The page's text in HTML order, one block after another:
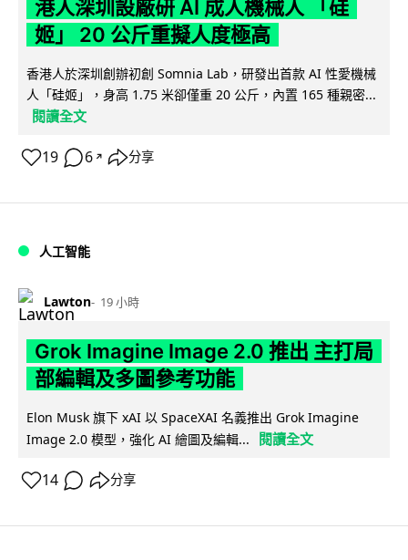
港人深圳設廠研 AI 成人機械人 「硅
姬」 20 公斤重擬人度極高
香港人於深圳創辦初創 Somnia Lab，研發出首款 AI 性愛機械
人「硅姬」，身高 1.75 米卻僅重 20 公斤，內置 165 種親密...
閱讀全文
19 6 ↗ 分享
人工智能
Lawton 19 小時
Grok Imagine Image 2.0 推出 主打局
部編輯及多圖參考功能
Elon Musk 旗下 xAI 以 SpaceXAI 名義推出 Grok Imagine
Image 2.0 模型，強化 AI 繪圖及編輯...
閱讀全文
14 分享